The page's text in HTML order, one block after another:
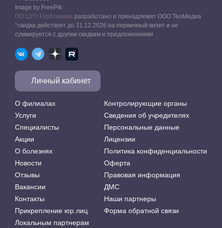
Image by FreePik
ПО ЦУП ГорКлиника разработано и принадлежит ООО ТеоМедиа
*скидка действует до 31.12.2026 на первичный визит и не
суммируется с другим скидкам и предложениями
О филиалах
Услуги
Специалисты
Акции
О болезнях
Новости
Отзывы
Вакансии
Контакты
Прикрепление юр.лиц
Локальным партнерам
Контролирующие органы
Сведения об учредителях
Персональные данные
Лицензии
Политика конфиденциальности
Оферта
Правовая информация
ДМС
Наши партнеры
Форма обратной связи
Личный кабинет